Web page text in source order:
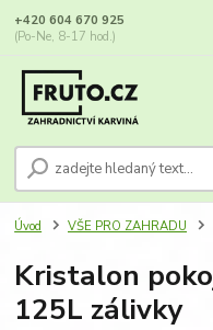
+420 604 670 925
(Po-Ne, 8-17 hod.)
Úvod VŠE PRO ZAHRADU
Kristalon
125L zálivky